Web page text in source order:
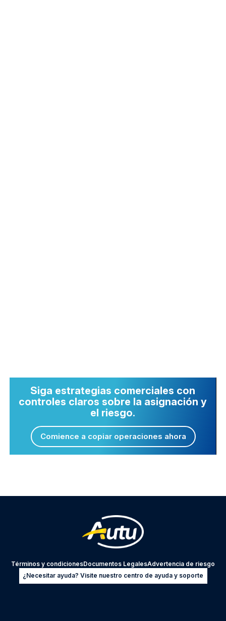
Siga estrategias comerciales con
controles claros sobre la asignación y
el riesgo.
Comience a copiar operaciones ahora
Términos y condicionesDocumentos LegalesAdvertencia de riesgo
¿Necesitar ayuda? Visite nuestro centro de ayuda y soporte